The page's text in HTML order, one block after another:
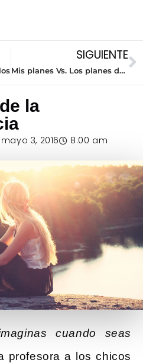
SIGUIENTE
Mis planes Vs. Los planes de Dios (Parte I)
la
mayo 3, 2016 8:00 am
cuando seas
profesora a los chicos